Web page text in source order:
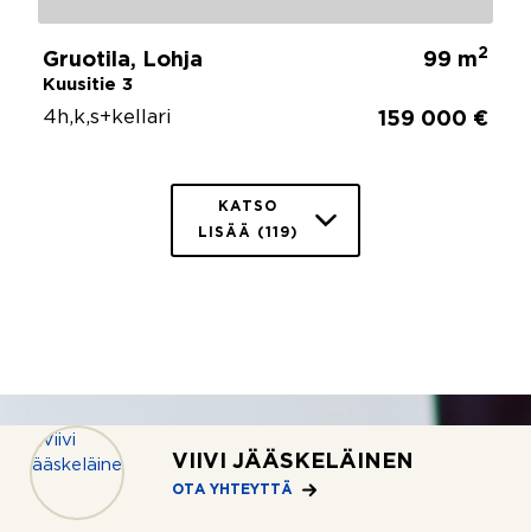
VIIVI JÄÄSKELÄINEN
OTA YHTEYTTÄ
Gruotila, Lohja
Kuusitie 3
99 m2
4h,k,s+kellari 159 000 €
KATSO
LISÄÄ (119)